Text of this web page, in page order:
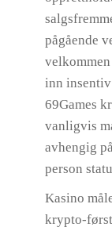
pågående
inn
69Games
vanligvis
avhengig
person
Kasino
krypto-